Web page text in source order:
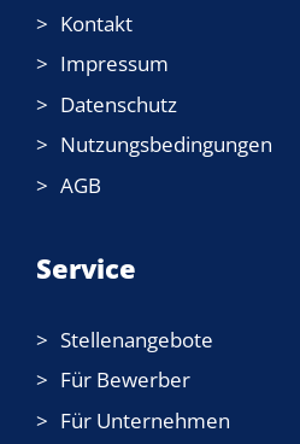
Kontakt
Impressum
Datenschutz
Nutzungsbedingungen
AGB
Service
Stellenangebote
Für Bewerber
Für Unternehmen